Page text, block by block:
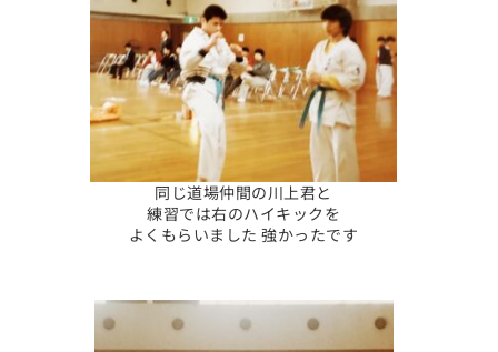
同じ道場仲間の川上君と
練習では右のハイキックを
よくもらいました 強かったです